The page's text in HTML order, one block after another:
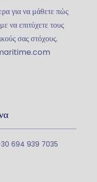
για να μάθετε πώς
να επιτύχετε τους
σας στόχους.
694 939 7035